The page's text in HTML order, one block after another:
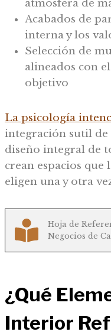
atmósfera de
Acabados de
interna y los
Selección de
alineados con
objetivo
La psicología
integración sutil de
diseño integral de
crean espacios que
eligen una y otra
Hoja de
Negocios de
¿Qué
Interior